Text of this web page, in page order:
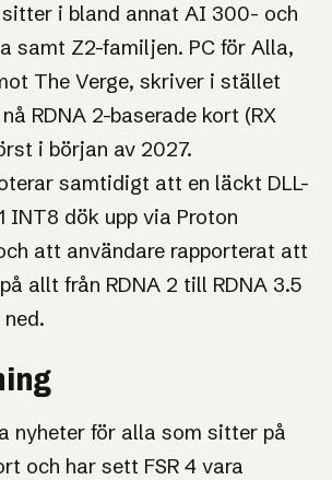
sitter i bland annat AI 300- och
samt Z2-familjen. PC för Alla,
The Verge, skriver i stället
RDNA 2-baserade kort (RX
i början av 2027.
samtidigt att en läckt DLL-
INT8 dök upp via Proton
att användare rapporterat att
allt från RDNA 2 till RDNA 3.5
nyheter för alla som sitter på
och har sett FSR 4 vara